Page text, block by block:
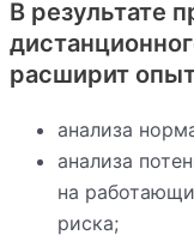
В результате
расширит
анализа
анализа
на
риска;